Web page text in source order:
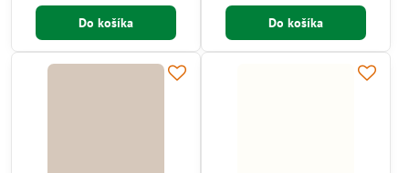
Do košíka Do košíka